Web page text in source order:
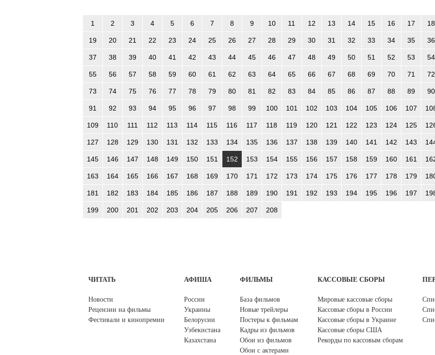
1 2 3 4 5 6 7 8 9 10 11 12 13 14 15 16 17 18
19 20 21 22 23 24 25 26 27 28 29 30 31 32 33 34 35 36
37 38 39 40 41 42 43 44 45 46 47 48 49 50 51 52 53 54
55 56 57 58 59 60 61 62 63 64 65 66 67 68 69 70 71 72
73 74 75 76 77 78 79 80 81 82 83 84 85 86 87 88 89 90
91 92 93 94 95 96 97 98 99 100 101 102 103 104 105 106 107
109 110 111 112 113 114 115 116 117 118 119 120 121 122 123 124 125
127 128 129 130 131 132 133 134 135 136 137 138 139 140 141 142 143
145 146 147 148 149 150 151 152 153 154 155 156 157 158 159 160 161
163 164 165 166 167 168 169 170 171 172 173 174 175 176 177 178 179
181 182 183 184 185 186 187 188 189 190 191 192 193 194 195 196 197
199 200 201 202 203 204 205 206 207 208
ЧИТАТЬ
Новости
Рецензии на фильмы
Фестивали и кинопремии
АФИША
России
Украины
Белорусии
Узбекистана
Казахстана
ФИЛЬМЫ
База фильмов
Новые трейлеры
Постеры к фильмам
Кадры из фильмов
Обои из фильмов
Обои с актерами
КАССОВЫЕ СБОРЫ
Мировые кассовые сборы
Кассовые сборы в России
Кассовые сборы в Украине
Кассовые сборы США
Рекорды по кассовым сборам